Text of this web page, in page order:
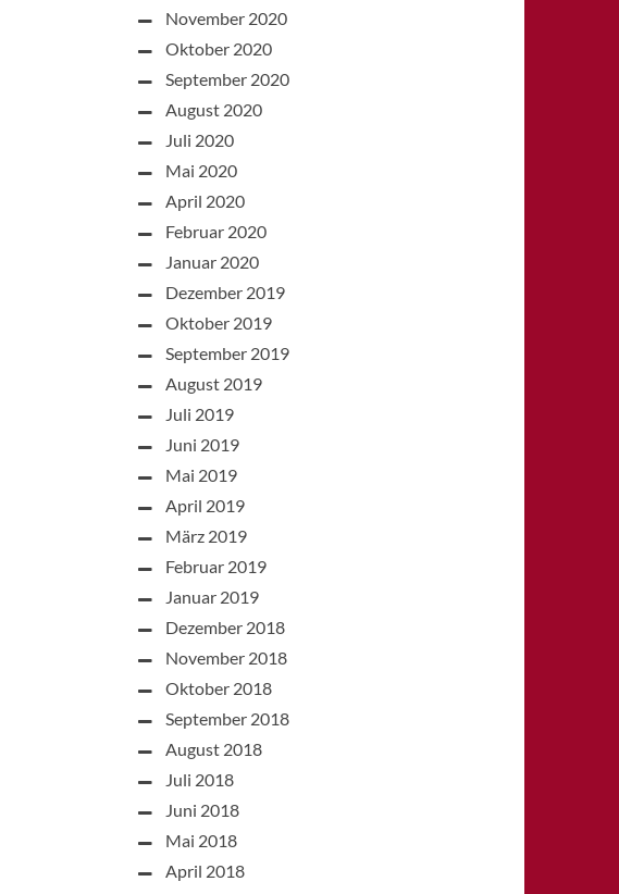
November 2020
Oktober 2020
September 2020
August 2020
Juli 2020
Mai 2020
April 2020
Februar 2020
Januar 2020
Dezember 2019
Oktober 2019
September 2019
August 2019
Juli 2019
Juni 2019
Mai 2019
April 2019
März 2019
Februar 2019
Januar 2019
Dezember 2018
November 2018
Oktober 2018
September 2018
August 2018
Juli 2018
Juni 2018
Mai 2018
April 2018